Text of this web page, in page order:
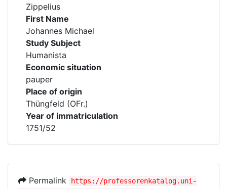
Zippelius
First Name
Johannes Michael
Study Subject
Humanista
Economic situation
pauper
Place of origin
Thüngfeld (OFr.)
Year of immatriculation
1751/52
Permalink
https://professorenkatalog.uni-